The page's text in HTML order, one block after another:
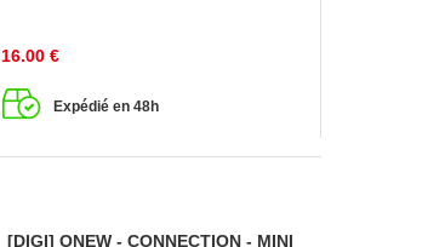
16.00 €
Expédié en 48h
[DIGI] ONEW - CONNECTION - MINI